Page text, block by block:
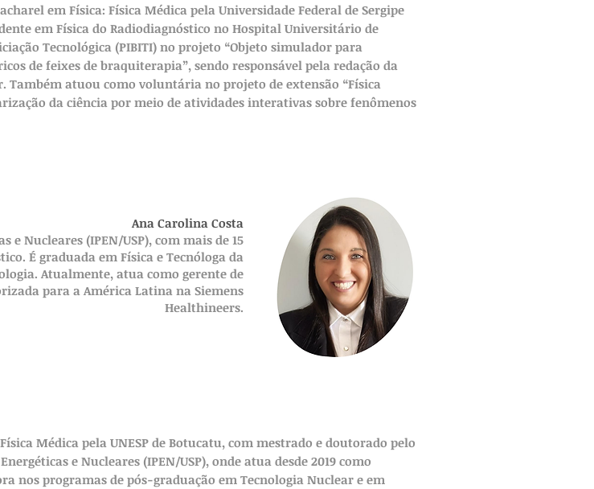
em Física: Física Médica pela Universidade Federal de Sergipe
em Física do Radiodiagnóstico no Hospital Universitário de
Tecnológica (PIBITI) no projeto “Objeto simulador para
de feixes de braquiterapia”, sendo responsável pela redação da
Também atuou como voluntária no projeto de extensão “Física
da ciência por meio de atividades interativas sobre fenômenos
Ana Carolina Costa
Nucleares (IPEN/USP), com mais de 15
É graduada em Física e Tecnóloga da
Atualmente, atua como gerente de
para a América Latina na Siemens
Healthineers.
Médica pela UNESP de Botucatu, com mestrado e doutorado pelo
e Nucleares (IPEN/USP), onde atua desde 2019 como
nos programas de pós-graduação em Tecnologia Nuclear e em